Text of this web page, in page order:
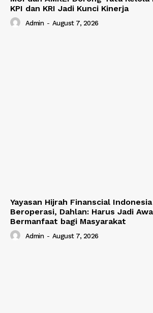
KPI dan KRI Jadi Kunci Kinerja
Admin - August 7, 2026
Yayasan Hijrah Finanscial
Beroperasi, Dahlan: Harus Jadi
Bermanfaat bagi Masyarakat
Admin - August 7, 2026